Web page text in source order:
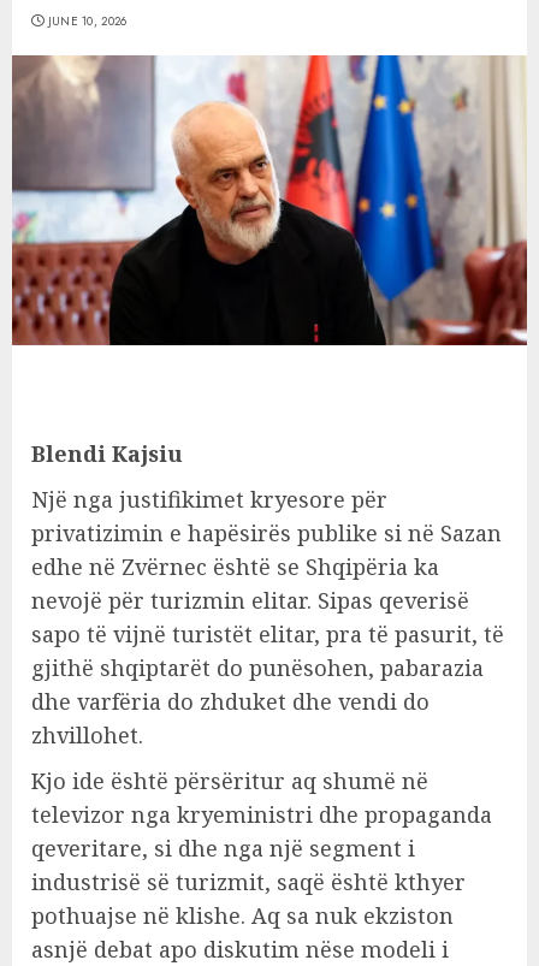
JUNE 10, 2026
Blendi Kajsiu
Një nga justifikimet kryesore për
privatizimin e hapësirës publike si në Sazan
edhe në Zvërnec është se Shqipëria ka
nevojë për turizmin elitar. Sipas qeverisë
sapo të vijnë turistët elitar, pra të pasurit, të
gjithë shqiptarët do punësohen, pabarazia
dhe varfëria do zhduket dhe vendi do
zhvillohet.
Kjo ide është përsëritur aq shumë në
televizor nga kryeministri dhe propaganda
qeveritare, si dhe nga një segment i
industrisë së turizmit, saqë është kthyer
pothuajse në klishe. Aq sa nuk ekziston
asnjë debat apo diskutim nëse modeli i